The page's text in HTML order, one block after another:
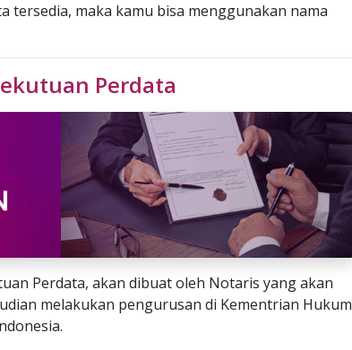
tersedia, maka kamu bisa menggunakan nama
Perdata
Perdata, akan dibuat oleh Notaris yang akan
melakukan pengurusan di Kementrian Hukum